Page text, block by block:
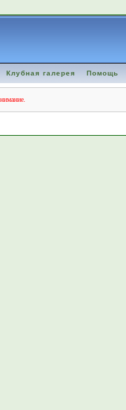
Клубная галерея Помощь